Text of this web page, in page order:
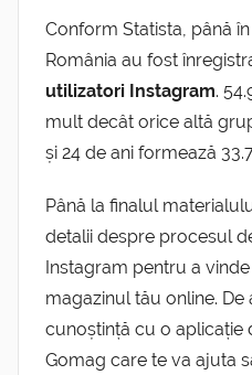
Conform Statista, până
România au fost
utilizatori Instagram.
mult decât orice altă
și 24 de ani formează
Până la finalul
detalii despre procesul
Instagram pentru a
magazinul tău online. De
cunoștință cu o aplicație
Gomag care te va ajuta